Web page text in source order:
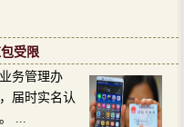
受限
务管理办
届时实名认
...